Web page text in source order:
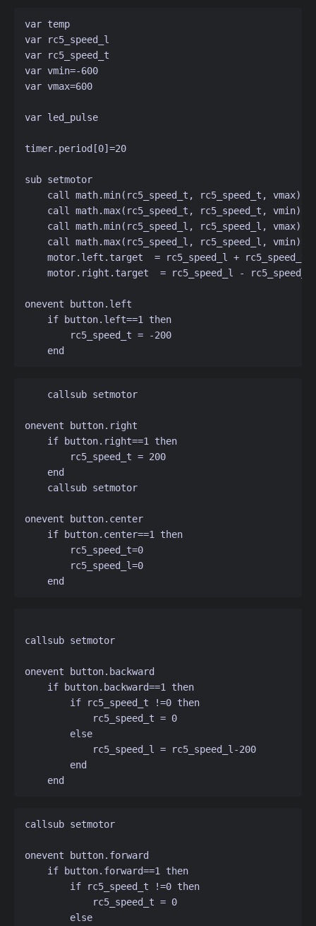
var temp
var rc5_speed_l
var rc5_speed_t
var vmin=-600
var vmax=600
var led_pulse
timer.period[0]=20
sub setmotor
    call math.min(rc5_speed_t, rc5_speed_t, vmax)
    call math.max(rc5_speed_t, rc5_speed_t, vmin)
    call math.min(rc5_speed_l, rc5_speed_l, vmax)
call math.max(rc5_speed_l, rc5_speed_l,
    motor.left.target  = rc5_speed_l + rc5_speed_t
    motor.right.target  = rc5_speed_l - rc5_speed_t
onevent button.left
    if button.left==1 then
        rc5_speed_t = -200
    callsub setmotor
onevent button.right
    if button.right==1 then
        rc5_speed_t = 200
    end
    callsub setmotor
onevent button.center
    if button.center==1 then
        rc5_speed_t=0
        rc5_speed_l=0
callsub setmotor
onevent button.backward
    if button.backward==1 then
        if rc5_speed_t !=0 then
            rc5_speed_t = 0
        else
            rc5_speed_l = rc5_speed_l-200
        end
callsub setmotor
onevent button.forward
    if button.forward==1 then
        if rc5_speed_t !=0 then
            rc5_speed_t = 0
        else